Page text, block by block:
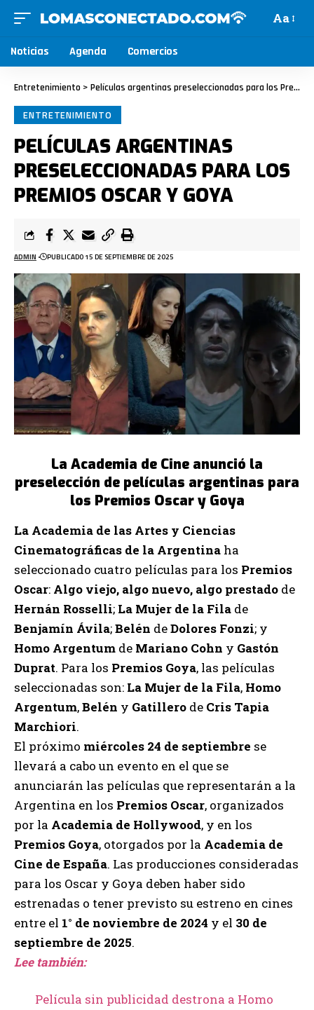
Aa
Noticias Agenda Comercios
Entretenimiento > Películas argentinas preseleccionadas para los Premios Oscar y Goya
ENTRETENIMIENTO
PELÍCULAS ARGENTINAS
PRESELECCIONADAS PARA LOS
PREMIOS OSCAR Y GOYA
ADMIN PUBLICADO 15 DE SEPTIEMBRE DE 2025
La Academia de Cine anunció la
preselección de películas argentinas para
los Premios Oscar y Goya
La Academia de las Artes y Ciencias
Cinematográficas de la Argentina ha
seleccionado cuatro películas para los Premios
Oscar: Algo viejo, algo nuevo, algo prestado de
Hernán Rosselli; La Mujer de la Fila de
Benjamín Ávila;Belén deDolores Fonzi; y
Homo Argentum de Mariano Cohn y Gastón
Duprat. Para los Premios Goya, las películas
seleccionadas son: La Mujer de la Fila, Homo
Argentum,Belén y Gatillero de Cris Tapia
Marchiori.
El próximo miércoles 24 de septiembre se
llevará a cabo un evento en el que se
anunciarán las películas que representarán a la
Argentina en los Premios Oscar, organizados
por la Academia de Hollywood, y en los
Premios Goya, otorgados por la Academia de
Cine de España. Las producciones consideradas
para los Oscar y Goya deben haber sido
estrenadas o tener previsto su estreno en cines
entre el 1° de noviembre de 2024 y el 30 de
septiembre de 2025.
Lee también:
Película sin publicidad destrona a Homo